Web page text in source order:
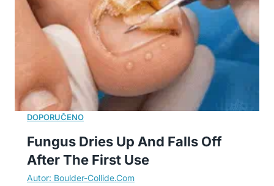
Fungus Dries Up And Falls Off
After The First Use